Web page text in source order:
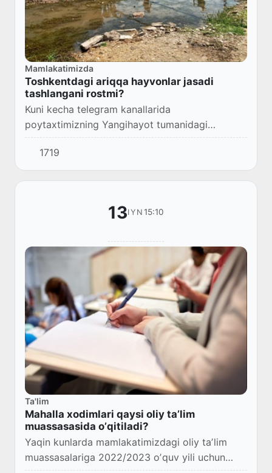
Mamlakatimizda
Toshkentdagi ariqqa hayvonlar jasadi
tashlangani rostmi?
Kuni kecha telegram kanallarida
poytaxtimizning Yangihayot tumanidagi
Xushnud mahallasidan oqib o‘tuvchi ariqqa
mushuk o‘liklari tashlangani bo‘yicha material
e’lon qilingan edi. H...
1719
13IYN 15:10
Ta'lim
Mahalla xodimlari qaysi oliy taʼlim
muassasasida oʼqitiladi?
Yaqin kunlarda mamlakatimizdagi oliy taʼlim
muassasalariga 2022/2023 oʼquv yili uchun